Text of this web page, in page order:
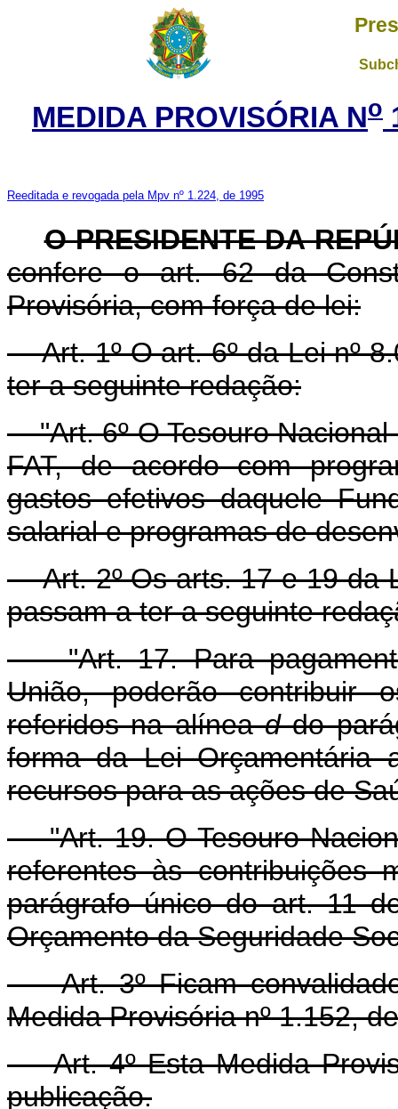
MEDIDA PROVISÓRIA No
Reeditada e revogada pela Mpv nº 1.224, de 1995
O PRESIDENTE DA
confere o art. 62 da
Provisória, com força de lei:
Art. 1º O art. 6º da Lei nº
ter a seguinte redação:
"Art. 6º O Tesouro Nacional
FAT, de acordo com
gastos efetivos daquele
salarial e programas de
Art. 2º Os arts. 17 e 19 da
passam a ter a seguinte
"Art. 17. Para pagamento
União, poderão contribuir
referidos na alíneaddo
forma da Lei Orçamentária
recursos para as ações de
"Art. 19. O Tesouro
referentes às contribuições
parágrafo único do art. 11
Orçamento da Seguridade
Art. 3º Ficam
Medida Provisória nº 1.152,
Art. 4º Esta Medida
publicação.